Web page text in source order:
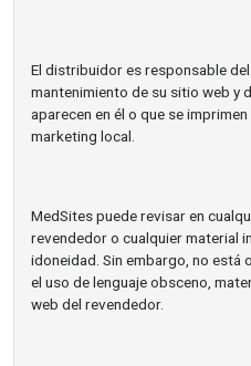
El distribuidor es responsable
mantenimiento de su sitio web y
aparecen en él o que se
marketing local.
MedSites puede revisar en
revendedor o cualquier material
idoneidad. Sin embargo, no está
el uso de lenguaje obsceno,
web del revendedor.